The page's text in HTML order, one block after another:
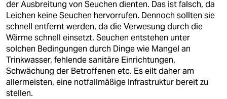
epaper login
der Ausbreitung von Seuchen dienten. Das ist falsch, da
Leichen keine Seuchen hervorrufen. Dennoch sollten sie
schnell entfernt werden, da die Verwesung durch die
Wärme schnell einsetzt. Seuchen entstehen unter
solchen Bedingungen durch Dinge wie Mangel an
Trinkwasser, fehlende sanitäre Einrichtungen,
Schwächung der Betroffenen etc. Es eilt daher am
allermeisten, eine notfallmäßige Infrastruktur bereit zu
stellen.